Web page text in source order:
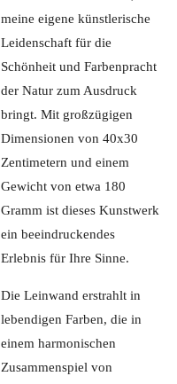
meine eigene künstlerische
Leidenschaft für die
Schönheit und Farbenpracht
der Natur zum Ausdruck
bringt. Mit großzügigen
Dimensionen von 40x30
Zentimetern und einem
Gewicht von etwa 180
Gramm ist dieses Kunstwerk
ein beeindruckendes
Erlebnis für Ihre Sinne.
Die Leinwand erstrahlt in
lebendigen Farben, die in
einem harmonischen
Zusammenspiel von